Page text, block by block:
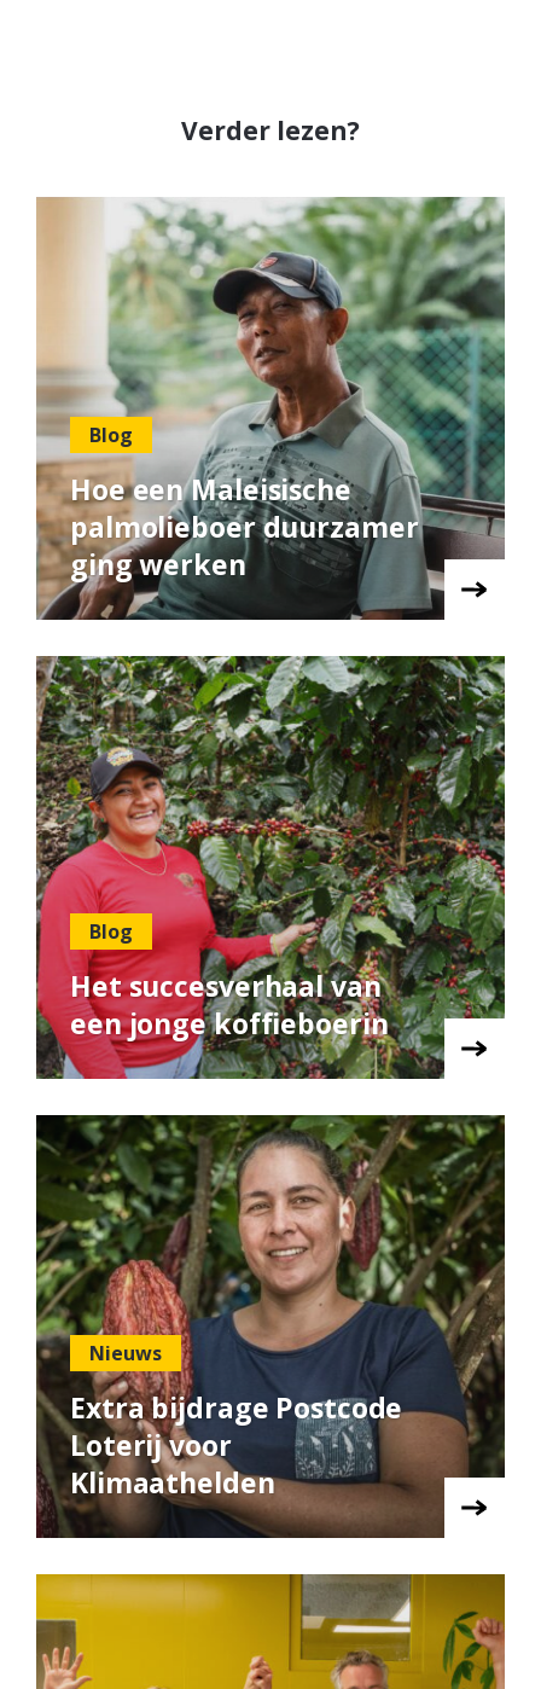
Verder lezen?
Blog
Hoe een Maleisische
palmolieboer duurzamer
ging werken
Blog
Het succesverhaal van
een jonge koffieboerin
Nieuws
Extra bijdrage Postcode
Loterij voor
Klimaathelden